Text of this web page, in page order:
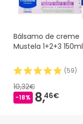
Bálsamo de creme
Mustela 1+2+3 150ml
(59)
10,32€
-18% 8,46€